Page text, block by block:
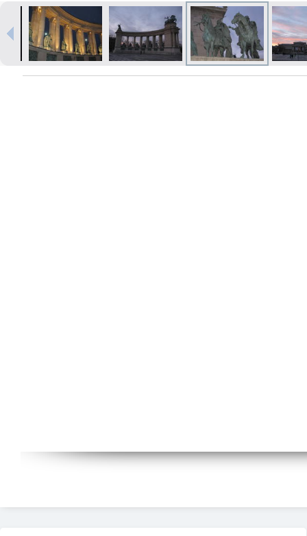
Печать в течение 1 часа в Риге –
закажите онлайн
Различные форматы и виды